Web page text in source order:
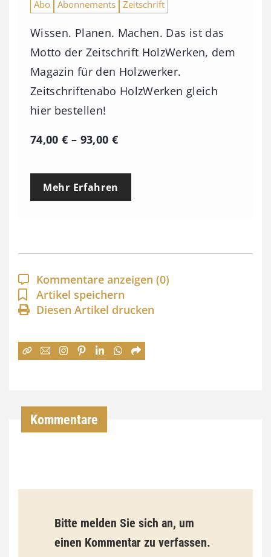
Abo Abonnements Zeitschrift
Wissen. Planen. Machen. Das ist das
Motto der Zeitschrift HolzWerken, dem
Magazin für den Holzwerker.
Zeitschriftenabo HolzWerken gleich
hier bestellen!
74,00€ – 93,00 €P
e
p
a
n
n
:
€
i
s
Mehr Erfahren
Kommentare anzeigen (0)
Artikel speichern
Diesen Artikel drucken
Kommentare
Bitte melden Sie sich an, um
einen Kommentar zu verfassen.